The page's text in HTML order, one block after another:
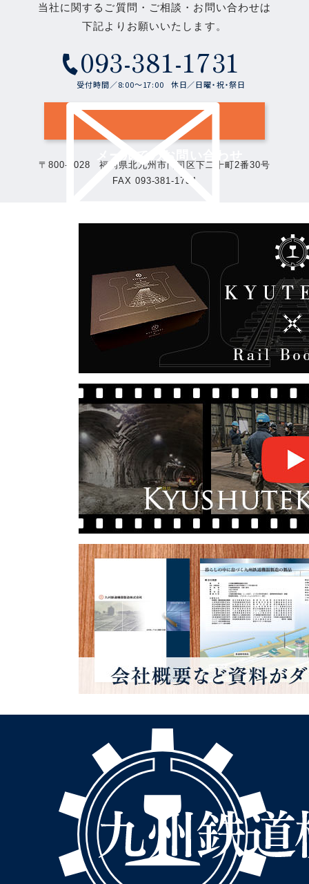
当社に関するご質問・ご相談・お問い合わせは
下記よりお願いいたします。
093-381-1731
受付時間／8:00～17:00 休日／日曜・祝・祭日
〒800-0028
福岡県北九州市門司区下二十町2番30号
FAX 093-381-1734